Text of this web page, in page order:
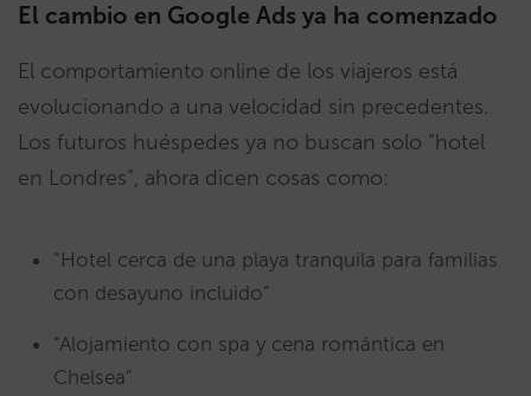
El cambio en Google Ads ya ha comenzado
El comportamiento online de los viajeros está
evolucionando a una velocidad sin precedentes.
Los futuros huéspedes ya no buscan solo “hotel
en Londres”, ahora dicen cosas como:
“Hotel cerca de una playa tranquila para familias
con desayuno incluido”
“Alojamiento con spa y cena romántica en
Chelsea”